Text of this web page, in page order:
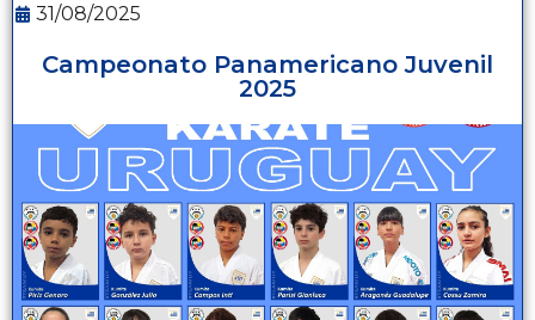
31/08/2025
Campeonato Panamericano Juvenil
2025